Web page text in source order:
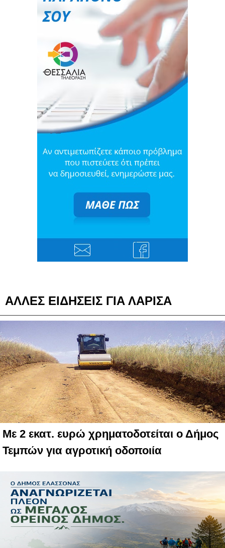
ΑΛΛΕΣ ΕΙΔΗΣΕΙΣ ΓΙΑ ΛΑΡΙΣΑ
Με 2 εκατ. ευρώ χρηματοδοτείται ο Δήμος
Τεμπών για αγροτική οδοποιία